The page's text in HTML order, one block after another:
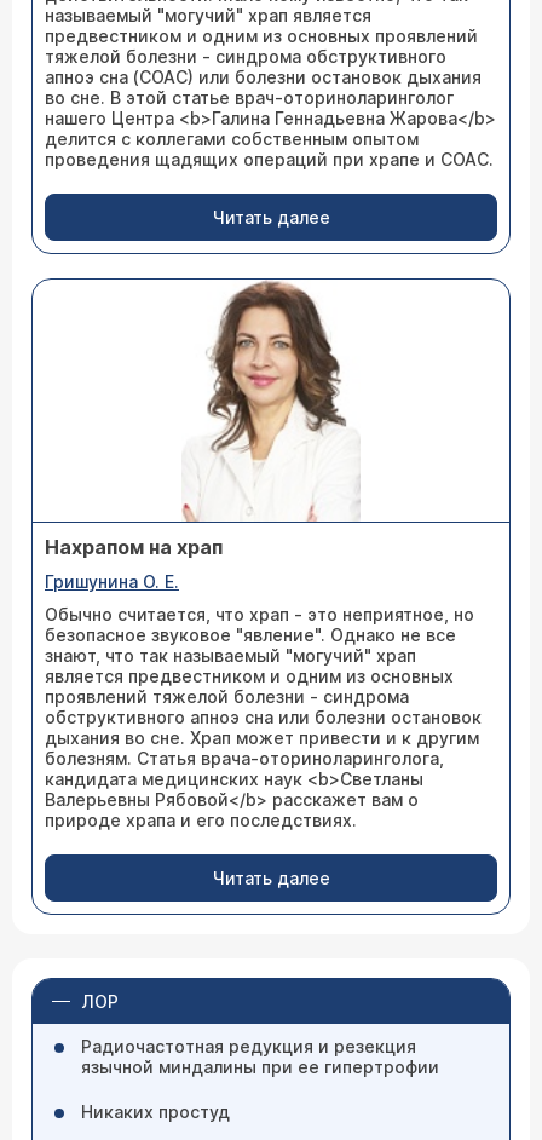
называемый "могучий" храп является
предвестником и одним из основных проявлений
тяжелой болезни - синдрома обструктивного
апноэ сна (СОАС) или болезни остановок дыхания
во сне. В этой статье врач-оториноларинголог
нашего Центра <b>Галина Геннадьевна Жарова</b>
делится с коллегами собственным опытом
проведения щадящих операций при храпе и СОАС.
Читать далее
Нахрапом на храп
Гришунина О. Е.
Обычно считается, что храп - это неприятное, но
безопасное звуковое "явление". Однако не все
знают, что так называемый "могучий" храп
является предвестником и одним из основных
проявлений тяжелой болезни - синдрома
обструктивного апноэ сна или болезни остановок
дыхания во сне. Храп может привести и к другим
болезням. Статья врача-оториноларинголога,
кандидата медицинских наук <b>Светланы
Валерьевны Рябовой</b> расскажет вам о
природе храпа и его последствиях.
Читать далее
ЛОР
Радиочастотная редукция и резекция
язычной миндалины при ее гипертрофии
Никаких простуд